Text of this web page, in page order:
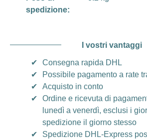
spedizione:
I vostri vantaggi
✔
Consegna rapida DHL
✔
Possibile pagamento a rate
✔
Acquisto in conto
✔
Ordine e ricevuta di
lunedì a venerdì, esclusi i
spedizione il giorno stesso
✔
Spedizione DHL-Express